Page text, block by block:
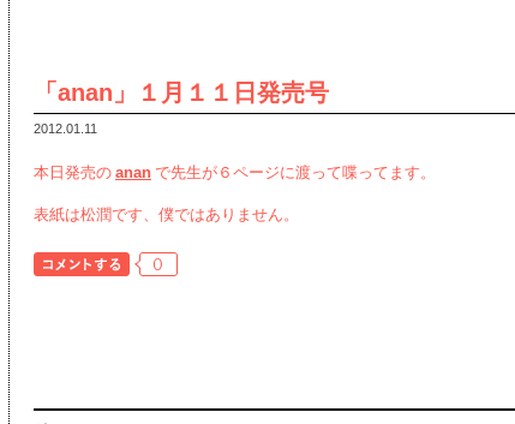
「anan」１月１１日発売号
2012.01.11
本日発売の anan で先生が６ページに渡って喋ってます。
表紙は松潤です、僕ではありません。
0